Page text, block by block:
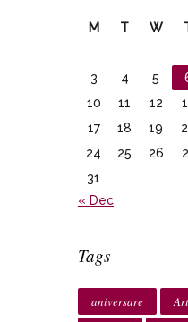
M T W
3
4 5
10
11 12
17
18 19
24
25 26
31
« Dec
Tags
aniversare